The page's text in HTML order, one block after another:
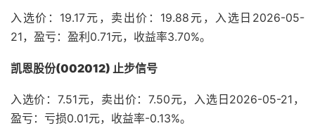
入选价：19.17元，卖出价：19.88元，入选日2026-05-
21，盈亏：盈利0.71元，收益率3.70%。
凯恩股份(002012) 止步信号
入选价：7.51元，卖出价：7.50元，入选日2026-05-21，
盈亏：亏损0.01元，收益率-0.13%。